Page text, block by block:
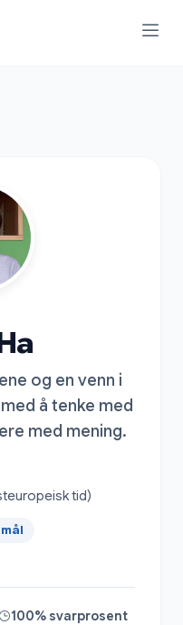
og en venn i
å tenke med
med mening.
tid)
100% svarprosent